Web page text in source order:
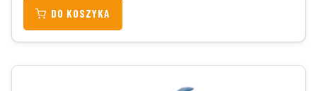
DO KOSZYKA